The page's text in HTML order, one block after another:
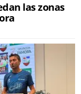
las zonas